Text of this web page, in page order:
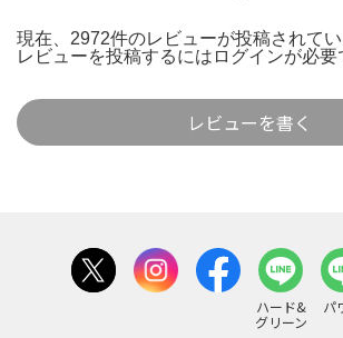
現在、2972件のレビューが投稿されてい
レビューを投稿するには ログインが必要
レビューを書く
ハード&
グリーン
パ